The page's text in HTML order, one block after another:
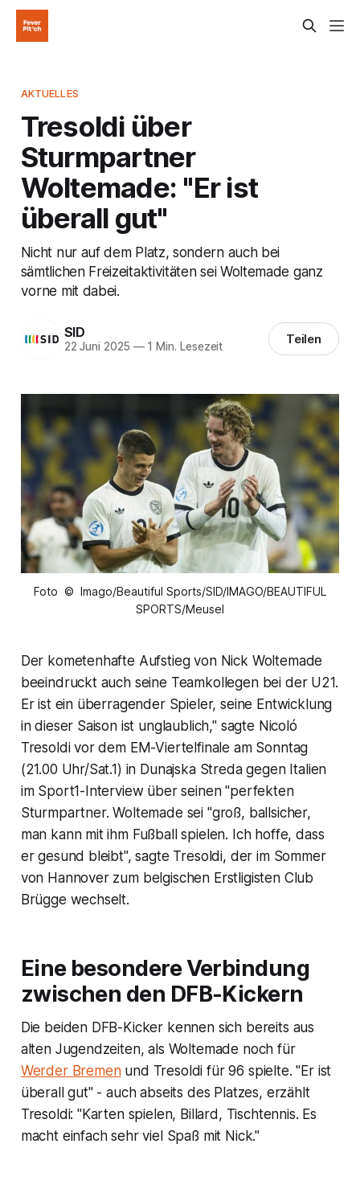
AKTUELLES
Tresoldi über
Sturmpartner
Woltemade: "Er ist
überall gut"
Nicht nur auf dem Platz, sondern auch bei
sämtlichen Freizeitaktivitäten sei Woltemade ganz
vorne mit dabei.
SID
22 Juni 2025 —1 Min. Lesezeit Teilen
Foto © Imago/Beautiful Sports/SID/IMAGO/BEAUTIFUL
SPORTS/Meusel
Der kometenhafte Aufstieg von Nick Woltemade
beeindruckt auch seine Teamkollegen bei der U21.
Er ist ein überragender Spieler, seine Entwicklung
in dieser Saison ist unglaublich," sagte Nicoló
Tresoldi vor dem EM-Viertelfinale am Sonntag
(21.00 Uhr/Sat.1) in Dunajska Streda gegen Italien
im Sport1-Interview über seinen "perfekten
Sturmpartner. Woltemade sei "groß, ballsicher,
man kann mit ihm Fußball spielen. Ich hoffe, dass
er gesund bleibt", sagte Tresoldi, der im Sommer
von Hannover zum belgischen Erstligisten Club
Brügge wechselt.
Eine besondere Verbindung
zwischen den DFB-Kickern
Die beiden DFB-Kicker kennen sich bereits aus
alten Jugendzeiten, als Woltemade noch für
Werder Bremenund Tresoldi für 96 spielte. "Er ist
überall gut" - auch abseits des Platzes, erzählt
Tresoldi: "Karten spielen, Billard, Tischtennis. Es
macht einfach sehr viel Spaß mit Nick."